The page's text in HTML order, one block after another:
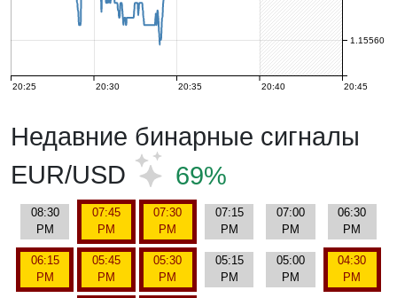
20:25 20:30 20:35 20:40 20:45
1.15560
Недавние бинарные сигналы
EUR/USD
69%
08:30
PM
07:45
PM
07:30
PM
07:15
PM
07:00
PM
06:30
PM
06:15
PM
05:45
PM
05:30
PM
05:15
PM
05:00
PM
04:30
PM